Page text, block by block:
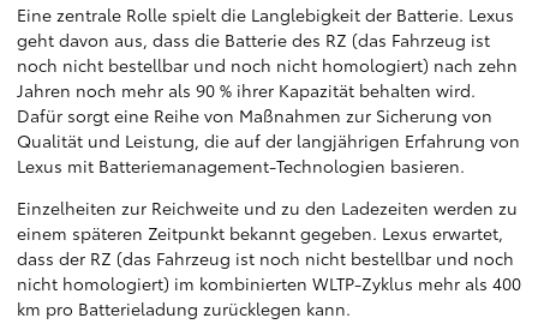
Eine zentrale Rolle spielt die Langlebigkeit der Batterie. Lexus
geht davon aus, dass die Batterie des RZ (das Fahrzeug ist
noch nicht bestellbar und noch nicht homologiert) nach zehn
Jahren noch mehr als 90 % ihrer Kapazität behalten wird.
Dafür sorgt eine Reihe von Maßnahmen zur Sicherung von
Qualität und Leistung, die auf der langjährigen Erfahrung von
Lexus mit Batteriemanagement-Technologien basieren.
Einzelheiten zur Reichweite und zu den Ladezeiten werden zu
einem späteren Zeitpunkt bekannt gegeben. Lexus erwartet,
dass der RZ (das Fahrzeug ist noch nicht bestellbar und noch
nicht homologiert) im kombinierten WLTP-Zyklus mehr als 400
km pro Batterieladung zurücklegen kann.